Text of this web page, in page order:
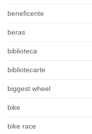
beneficente
beras
biblioteca
bibliotecarte
biggest wheel
bike
bike race